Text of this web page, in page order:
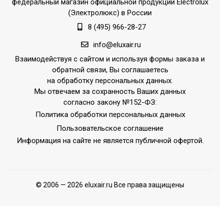
федеральный магазин официальной продукции Electrolux
(Электролюкс) в России
8 (495) 966-28-27
info@eluxair.ru
Взаимодействуя с сайтом и используя формы заказа и
обратной связи, Вы соглашаетесь
на обработку персональных данных.
Мы отвечаем за сохранность Ваших данных
согласно закону №152-ФЗ:
Политика обработки персональных данных
Пользовательское соглашение
Информация на сайте не является публичной офертой.
© 2006 — 2026 eluxair.ru Все права защищены